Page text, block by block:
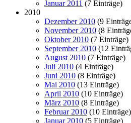
Januar 2011 (7 Einträge)
2010
Dezember 2010 (9
November 2010 (8
Oktober 2010 (7 Einträge)
September 2010 (12
August 2010 (7 Einträge)
Juli 2010 (4 Einträge)
Juni 2010 (8 Einträge)
Mai 2010 (13 Einträge)
April 2010 (10 Einträge)
März 2010 (8 Einträge)
Februar 2010 (10 Einträge)
Januar 2010 (5 Einträge)